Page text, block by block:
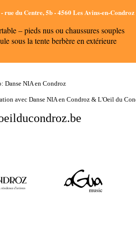
rue du Centre, 5b - 4560 Les Avins-en-
– pieds nus ou chaussures souples
sous la tente berbère en extérieure
Danse NIA en Condroz
avecDanse NIA en Condroz & L'Oeil du